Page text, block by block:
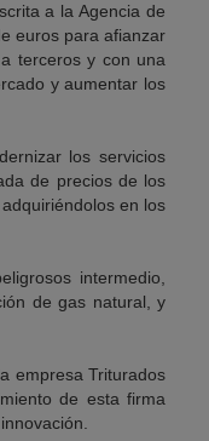
a la Agencia de
euros para afianzar
terceros y con una
y aumentar los
los servicios
de precios de los
en los
intermedio,
de gas natural, y
empresa Triturados
de esta firma